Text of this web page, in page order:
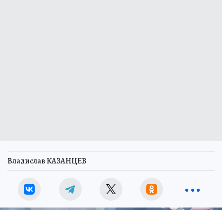
Владислав КАЗАНЦЕВ